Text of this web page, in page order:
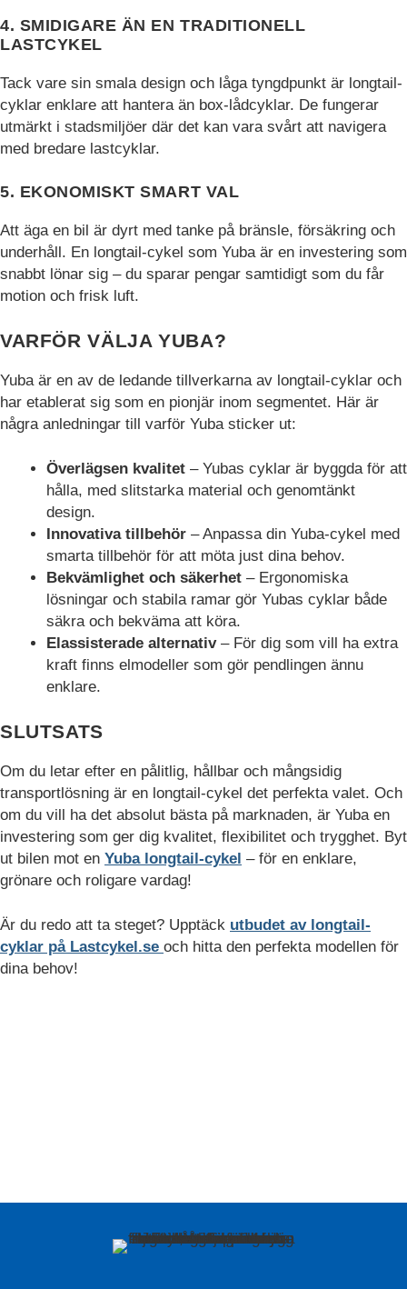
4. SMIDIGARE ÄN EN TRADITIONELL
LASTCYKEL
Tack vare sin smala design och låga tyngdpunkt är longtail-
cyklar enklare att hantera än box-lådcyklar. De fungerar
utmärkt i stadsmiljöer där det kan vara svårt att navigera
med bredare lastcyklar.
5. EKONOMISKT SMART VAL
Att äga en bil är dyrt med tanke på bränsle, försäkring och
underhåll. En longtail-cykel som Yuba är en investering som
snabbt lönar sig – du sparar pengar samtidigt som du får
motion och frisk luft.
VARFÖR VÄLJA YUBA?
Yuba är en av de ledande tillverkarna av longtail-cyklar och
har etablerat sig som en pionjär inom segmentet. Här är
några anledningar till varför Yuba sticker ut:
Överlägsen kvalitet – Yubas cyklar är byggda för att
hålla, med slitstarka material och genomtänkt
design.
Innovativa tillbehör – Anpassa din Yuba-cykel med
smarta tillbehör för att möta just dina behov.
Bekvämlighet och säkerhet – Ergonomiska
lösningar och stabila ramar gör Yubas cyklar både
säkra och bekväma att köra.
Elassisterade alternativ– För dig som vill ha extra
kraft finns elmodeller som gör pendlingen ännu
enklare.
SLUTSATS
Om du letar efter en pålitlig, hållbar och mångsidig
transportlösning är en longtail-cykel det perfekta valet. Och
om du vill ha det absolut bästa på marknaden, är Yuba en
investering som ger dig kvalitet, flexibilitet och trygghet. Byt
ut bilen mot en Yuba longtail-cykel – för en enklare,
grönare och roligare vardag!
Är du redo att ta steget? Upptäck utbudet av longtail-
cyklar på Lastcykel.se och hitta den perfekta modellen för
dina behov!
cookies kommer
viss funktionalitet
hemsidan.
Marknadsföring
för att leverera
anpassade
annonser baserat
på de sidor de
besökte tidigare
annonskampanjen.